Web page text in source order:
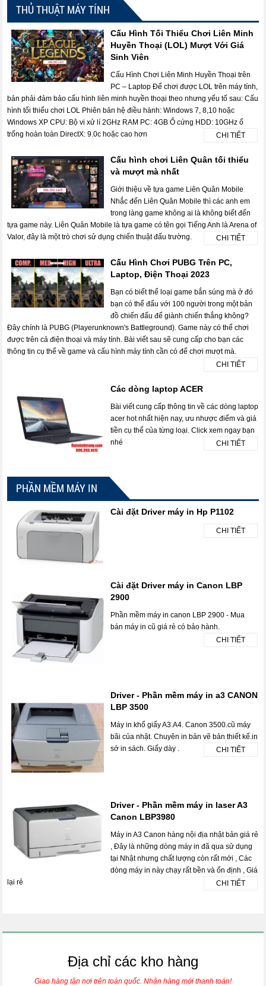
THỦ THUẬT MÁY TÍNH
Cấu Hình Tối Thiểu Chơi Liên Minh
Huyền Thoại (LOL) Mượt Với Giá
Sinh Viên
Cấu Hình Chơi Liên Minh Huyền Thoại trên
PC – Laptop Để chơi được LOL trên máy tính,
bản phải đảm bảo cấu hình liên minh huyền thoại theo nhưng yếu tố sau: Cấu
hình tối thiểu chơi LOL Phiên bản hệ điều hành: Windows 7, 8,10 hoặc
Windows XP CPU: Bộ vi xử lí 2GHz RAM PC: 4GB Ổ cứng HDD: 10GHz ổ
trống hoàn toàn DirectX: 9.0c hoặc cao hơn
CHI TIẾT
Cấu hình chơi Liên Quân tối thiểu
và mượt mà nhất
Giới thiệu về tựa game Liên Quân Mobile
Nhắc đến Liên Quân Mobile thì các anh em
trong làng game không ai là không biết đến
tựa game này. Liên Quân Mobile là tựa game có tên gọi Tiếng Anh là Arena of
Valor, đây là một trò chơi sử dụng chiến thuật đấu trường.
CHI TIẾT
Cấu Hình Chơi PUBG Trên PC,
Laptop, Điện Thoại 2023
Bạn có biết thể loại game bắn súng mà ở đó
bạn có thể đấu với 100 người trong một bản
đồ chiến đấu để giành chiến thắng không?
Đây chính là PUBG (Playerunknown's Battleground). Game này có thể chơi
được trên cả điện thoại và máy tính. Bài viết sau sẽ cung cấp cho bạn các
thông tin cụ thể về game và cấu hình máy tính cần có để chơi mượt mà.
CHI TIẾT
Các dòng laptop ACER
Bài viết cung cấp thông tin về các dòng laptop
acer hot nhất hiện nay, ưu nhược điểm và giá
tiền cụ thể của từng loại. Click xem ngay bạn
nhé
CHI TIẾT
PHẦN MỀM MÁY IN
Cài đặt Driver máy in Hp P1102
CHI TIẾT
Cài đặt Driver máy in Canon LBP
2900
Phần mềm máy in canon LBP 2900 - Mua
bán máy in cũ giá rẻ có bảo hành.
CHI TIẾT
Driver - Phần mềm máy in a3 CANON
LBP 3500
Máy in khổ giấy A3.A4. Canon 3500.cũ máy
bãi của nhật. Chuyên in bản vẽ bản thiết kế.in
sớ in sách. Giấy dày .
CHI TIẾT
Driver - Phần mềm máy in laser A3
Canon LBP3980
Máy in A3 Canon hàng nội địa nhật bản giá rẻ
, Đây là những dòng máy in đã qua sử dụng
tại Nhật nhưng chất lượng còn rất mới , Các
dòng máy in này chạy rất bền và ổn định , Giá
lại rẻ
CHI TIẾT
Địa chỉ các kho hàng
Giao hàng tận nơi trên toàn quốc. Nhận hàng mới thanh toán!